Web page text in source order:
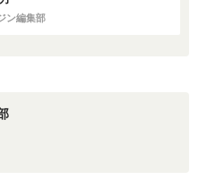
ン編集部